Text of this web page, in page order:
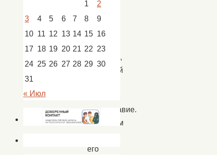
верности
–
это
светлый
праздник,
уходящий
православие.
Отмечаем
его
1
2
3
4 5 6 7 8
9
10 11 12 13 14 15 16
17 18 19 20 21 22 23
24 25 26 27 28 29 30
31
« Июл